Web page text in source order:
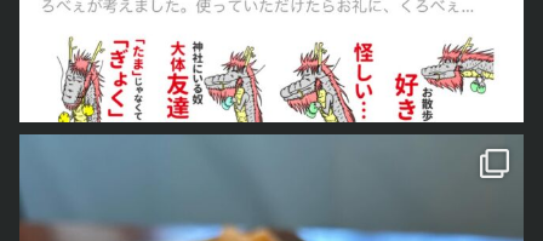
今日で最後になります
くろ